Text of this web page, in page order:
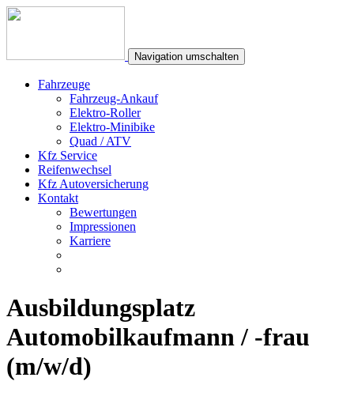
Navigation umschalten
Fahrzeuge
Fahrzeug-Ankauf
Elektro-Roller
Elektro-Minibike
Quad / ATV
Kfz Service
Reifenwechsel
Kfz Autoversicherung
Kontakt
Bewertungen
Impressionen
Karriere
Ausbildungsplatz
Automobilkaufmann / -frau
(m/w/d)